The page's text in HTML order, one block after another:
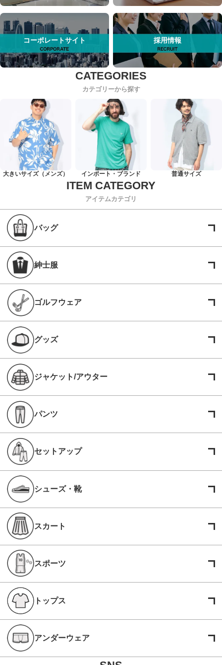
コーポレートサイト 採用情報
カテゴリーから探す
大きいサイズ（メンズ） インポート・ブランド 普通サイズ
アイテムカテゴリ
バッグ
紳士服
ゴルフウェア
グッズ
ジャケット/アウター
パンツ
セットアップ
シューズ・靴
スカート
スポーツ
トップス
アンダーウェア